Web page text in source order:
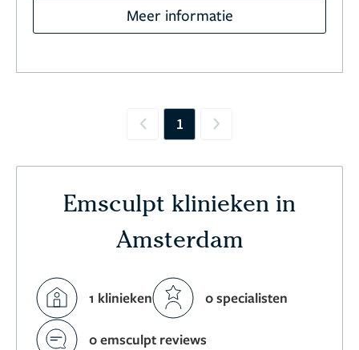
Meer informatie
Previous
1 Next
Emsculpt klinieken in
Amsterdam
1 klinieken 0 specialisten
0 emsculpt reviews